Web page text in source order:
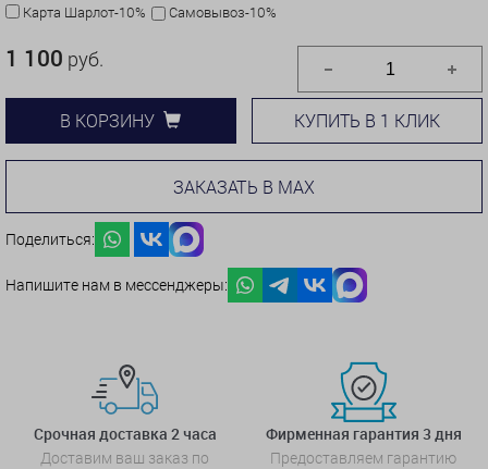
Карта Шарлот-10% Самовывоз-10%
1 100 руб.
В КОРЗИНУ КУПИТЬ В 1 КЛИК
ЗАКАЗАТЬ В MAX
Поделиться:
Напишите нам в мессенджеры:
Срочная доставка 2 часа
Доставим ваш заказ по
Фирменная гарантия 3 дня
Предоставляем гарантию